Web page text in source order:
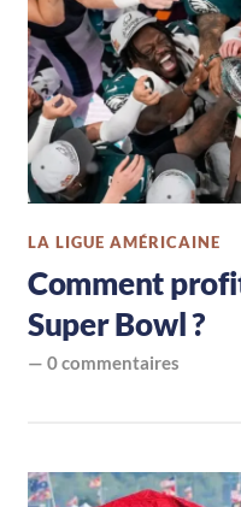
LA LIGUE AMÉRICAINE
Comment
Super Bowl ?
— 0 commentaires